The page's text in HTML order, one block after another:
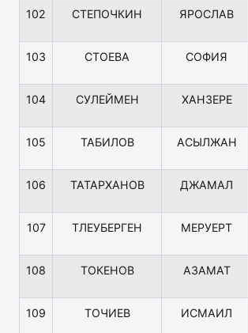
102 СТЕПОЧКИН ЯРОСЛАВ
103 СТОЕВА СОФИЯ
104 СУЛЕЙМЕН ХАНЗЕРЕ
105 ТАБИЛОВ АСЫЛЖАН
106 ТАТАРХАНОВ ДЖАМАЛ
107 ТЛЕУБЕРГЕН МЕРУЕРТ
108 ТОКЕНОВ АЗАМАТ
109 ТОЧИЕВ ИСМАИЛ